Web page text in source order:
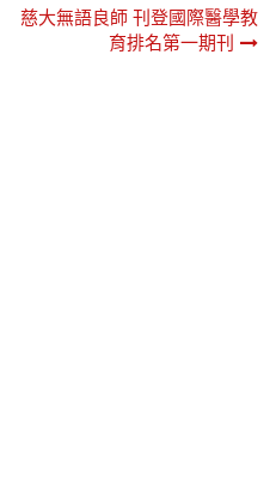
慈大無語良師 刊登國際醫學教
育排名第一期刊